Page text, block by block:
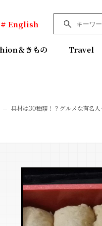
# English
＆きもの Travel
具材は30種類！？グルメな有名